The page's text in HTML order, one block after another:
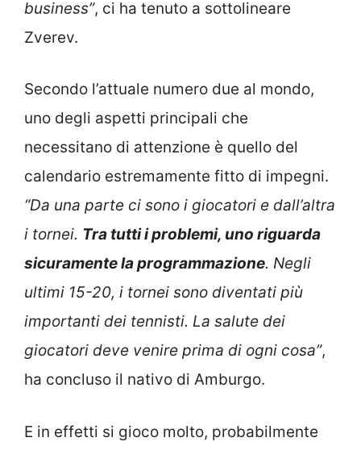
business”, ci ha tenuto a sottolineare
Zverev.
Secondo l’attuale numero due al mondo,
uno degli aspetti principali che
necessitano di attenzione è quello del
calendario estremamente fitto di impegni.
“Da una parte ci sono i giocatori e dall’altra
i tornei. Tra tutti i problemi, uno riguarda
sicuramente la programmazione. Negli
ultimi 15-20, i tornei sono diventati più
importanti dei tennisti. La salute dei
giocatori deve venire prima di ogni cosa”,
ha concluso il nativo di Amburgo.
E in effetti si gioco molto, probabilmente